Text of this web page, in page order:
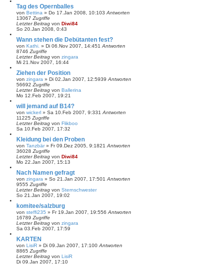
Tag des Opernballes
von Bettina » Do 17.Jan 2008, 10:103 Antworten
13067 Zugriffe
Letzter Beitrag von Diwi84
So 20.Jan 2008, 0:43
Wann stehen die Debütanten fest?
von Kathi. » Di 06.Nov 2007, 14:451 Antworten
8746 Zugriffe
Letzter Beitrag von zingara
Mi 21.Nov 2007, 16:44
Ziehen der Position
von zingara » Di 02.Jan 2007, 12:5939 Antworten
56692 Zugriffe
Letzter Beitrag von Ballerina
Mo 12.Feb 2007, 19:21
will jemand auf B14?
von wickerl » Sa 10.Feb 2007, 9:331 Antworten
11225 Zugriffe
Letzter Beitrag von Flikboo
Sa 10.Feb 2007, 17:32
Kleidung bei den Proben
von Tanzbär» Fr 09.Dez 2005, 9:1821 Antworten
36028 Zugriffe
Letzter Beitrag von Diwi84
Mo 22.Jan 2007, 15:13
Nach Namen gefragt
von zingara » So 21.Jan 2007, 17:501 Antworten
9555 Zugriffe
Letzter Beitrag von Sternschwester
So 21.Jan 2007, 19:02
komitee/salzburg
von steffi235 » Fr 19.Jan 2007, 19:556 Antworten
16789 Zugriffe
Letzter Beitrag von zingara
Sa 03.Feb 2007, 17:59
KARTEN
von LisiR » Di 09.Jan 2007, 17:100 Antworten
8865 Zugriffe
Letzter Beitrag von LisiR
Di 09.Jan 2007, 17:10